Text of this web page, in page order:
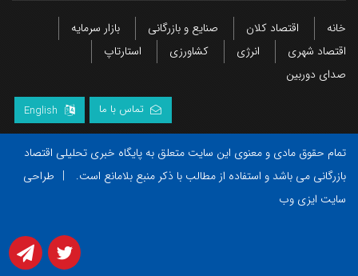
خانه اقتصاد کلان صنایع و بازرگانی
بازار سرمایه
اقتصاد شهری
انرژی کشاورزی
استارتاپ
صدای دوربین
تماس با ما English
تمام حقوق مادی و معنوی این سایت متعلق به پایگاه خبری تحلیلی اقتصاد
بازرگانی می باشد و استفاده از مطالب با ذکر منبع بلامانع است.
| طراحی
سایت ایزی وب